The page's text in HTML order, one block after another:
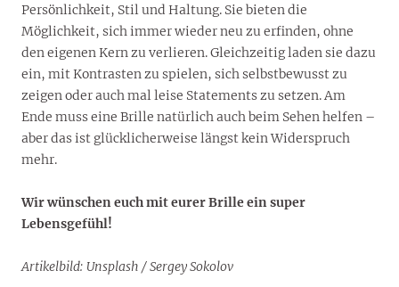
Persönlichkeit, Stil und Haltung. Sie bieten die
Möglichkeit, sich immer wieder neu zu erfinden, ohne
den eigenen Kern zu verlieren. Gleichzeitig laden sie dazu
ein, mit Kontrasten zu spielen, sich selbstbewusst zu
zeigen oder auch mal leise Statements zu setzen. Am
Ende muss eine Brille natürlich auch beim Sehen helfen –
aber das ist glücklicherweise längst kein Widerspruch
mehr.
Wir wünschen euch mit eurer Brille ein super
Lebensgefühl!
Artikelbild: Unsplash / Sergey Sokolov